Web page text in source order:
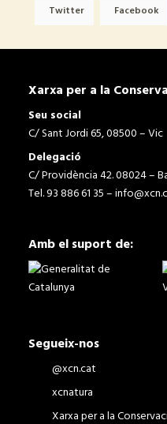
Twitter Facebook
Xarxa per a la
Seu social
C/ Sant Jordi 65, 08500 – Vic
Delegació
C/ Providència 42. 08024 –
Tel. 93 886 61 35 –
Amb el suport de:
Segueix-nos
@xcn.cat
xcnatura
Xarxa per a la